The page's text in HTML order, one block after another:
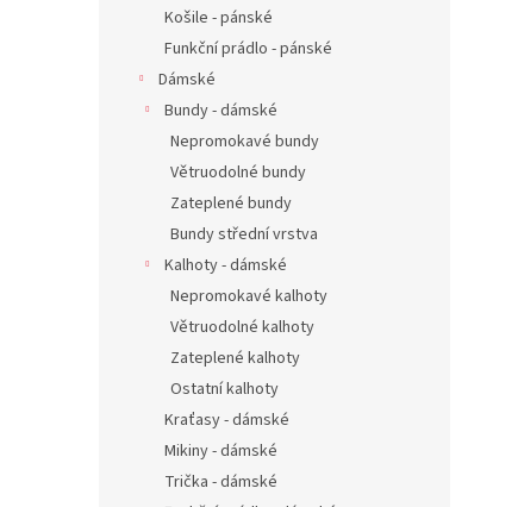
Košile - pánské
Funkční prádlo - pánské
Dámské
Bundy - dámské
Nepromokavé bundy
Větruodolné bundy
Zateplené bundy
Bundy střední vrstva
Kalhoty - dámské
Nepromokavé kalhoty
Větruodolné kalhoty
Zateplené kalhoty
Ostatní kalhoty
Kraťasy - dámské
Mikiny - dámské
Trička - dámské